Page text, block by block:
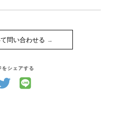
問い合わせる
をシェアする